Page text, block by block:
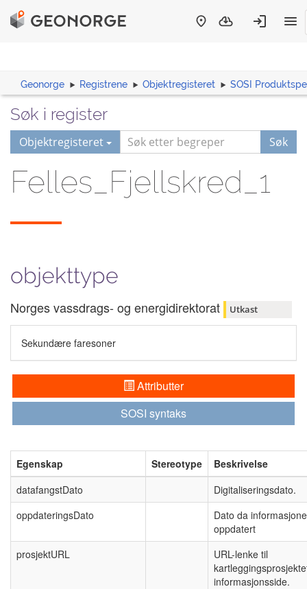
Geonorge Registrene Objektregisteret SOSI
Søk i register
Objektregisteret Søk
Felles_Fjellskred_1
objekttype
Norges vassdrags- og energidirektorat Utkast
Sekundære faresoner
Attributter
SOSI syntaks
Egenskap Stereotype
Beskrivelse
datafangstDato
Digitaliseringsdato.
oppdateringsDato
Dato da
oppdatert
prosjektURL
URL-lenke til
informasjonsside.